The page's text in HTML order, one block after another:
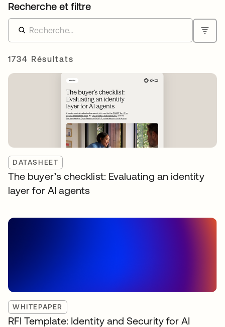
Recherche et filtre
1734 Résultats
DATASHEET
The buyer’s checklist: Evaluating an identity
layer for AI agents
WHITEPAPER
RFI Template: Identity and Security for AI